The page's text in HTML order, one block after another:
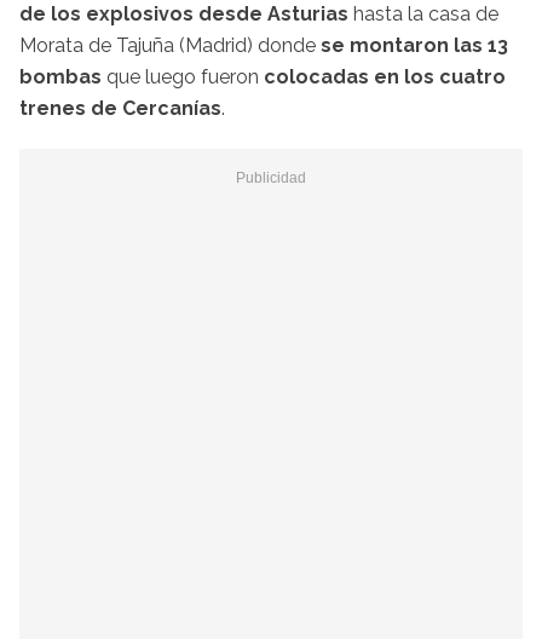
de los explosivos desde Asturias hasta la casa de
Morata de Tajuña (Madrid) donde se montaron las 13
bombas que luego fueron colocadas en los cuatro
trenes de Cercanías.